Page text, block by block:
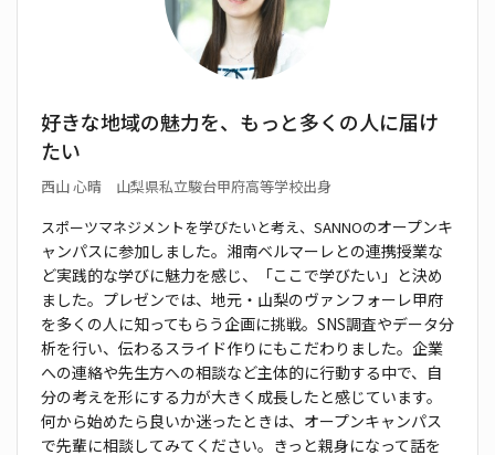
好きな地域の魅力を、もっと多くの人に届け
たい
西山 心晴 山梨県私立駿台甲府高等学校出身
スポーツマネジメントを学びたいと考え、SANNOのオープンキ
ャンパスに参加しました。湘南ベルマーレとの連携授業な
ど実践的な学びに魅力を感じ、「ここで学びたい」と決め
ました。プレゼンでは、地元・山梨のヴァ ンフォーレ甲府
を多くの人に知ってもらう企画に挑戦。 SNS調査やデータ分
析を行い、伝わるスライド作りにも こだわりました。企業
への連絡や先生方への相談など主体的に行動する中で、自
分の考えを形にする力が大き く成長したと感じています。
何から始めたら良いか迷ったときは、オープンキャンパス
で先輩に相談してみて ください。きっと親身になって話を